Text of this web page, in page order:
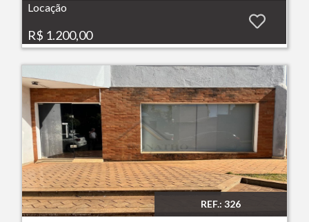
Locação
R$ 1.200,00
Imóvel: Salão Comercial - Jardim América - Ribeirão Preto REF.: 326